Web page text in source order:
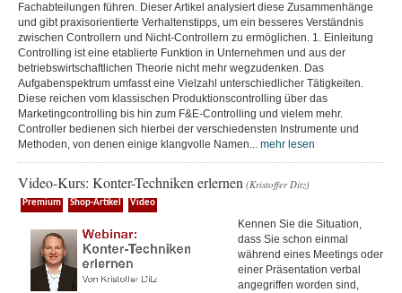
Fachabteilungen führen. Dieser Artikel analysiert diese Zusammenhänge
und gibt praxisorientierte Verhaltenstipps, um ein besseres Verständnis
zwischen Controllern und Nicht-Controllern zu ermöglichen. 1. Einleitung
Controlling ist eine etablierte Funktion in Unternehmen und aus der
betriebswirtschaftlichen Theorie nicht mehr wegzudenken. Das
Aufgabenspektrum umfasst eine Vielzahl unterschiedlicher Tätigkeiten.
Diese reichen vom klassischen Produktionscontrolling über das
Marketingcontrolling bis hin zum F&E-Controlling und vielem mehr.
Controller bedienen sich hierbei der verschiedensten Instrumente und
Methoden, von denen einige klangvolle Namen... mehr lesen
Video-Kurs: Konter-Techniken erlernen (Kristoffer Ditz)
Premium Shop-Artikel Video
Kennen Sie die Situation,
dass Sie schon einmal
während eines Meetings oder
einer Präsentation verbal
angegriffen worden sind,